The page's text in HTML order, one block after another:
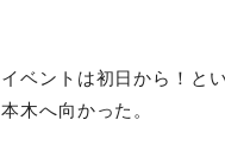
イベントは初日から！と
本木へ向かった。